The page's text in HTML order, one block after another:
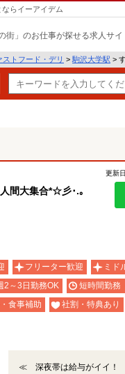
らイーアイデム
街」のお仕事が探せる求人サイ
トフード・デリ > 駒沢大学駅 >
間大集合*☆彡･.｡
更新
フリーター歓迎
ミド
2～3日勤務OK 短時間勤務
食事補助 社割・特典あり
≪ 深夜帯は給与がイイ